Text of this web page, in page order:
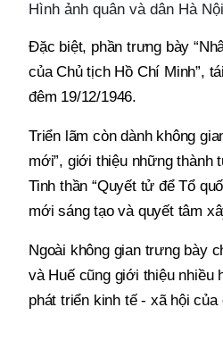
Hình ảnh quân và dân Hà
Đặc biệt, phần trưng bày
của Chủ tịch Hồ Chí Minh”,
đêm 19/12/1946.
Triển lãm còn dành không
mới”, giới thiệu những thành
Tinh thần “Quyết tử để Tổ
mới sáng tạo và quyết tâm
Ngoài không gian trưng bày
và Huế cũng giới thiệu nhiều
phát triển kinh tế - xã hội